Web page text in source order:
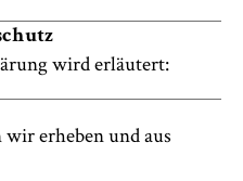
wird erläutert:
erheben und aus